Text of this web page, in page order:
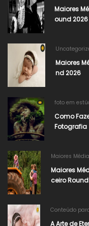
Maiores
ound 2026
Maiores
nd 2026
foto em
Como
Fotografia
Maiores
Maiores
ceiro
Conteúdo
A Arte de